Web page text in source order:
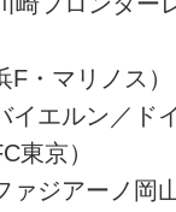
・マリノス）
エルン／ドイ
東京）
ジアーノ岡山